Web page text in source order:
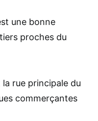
une bonne
proches du
la rue principale du
commerçantes